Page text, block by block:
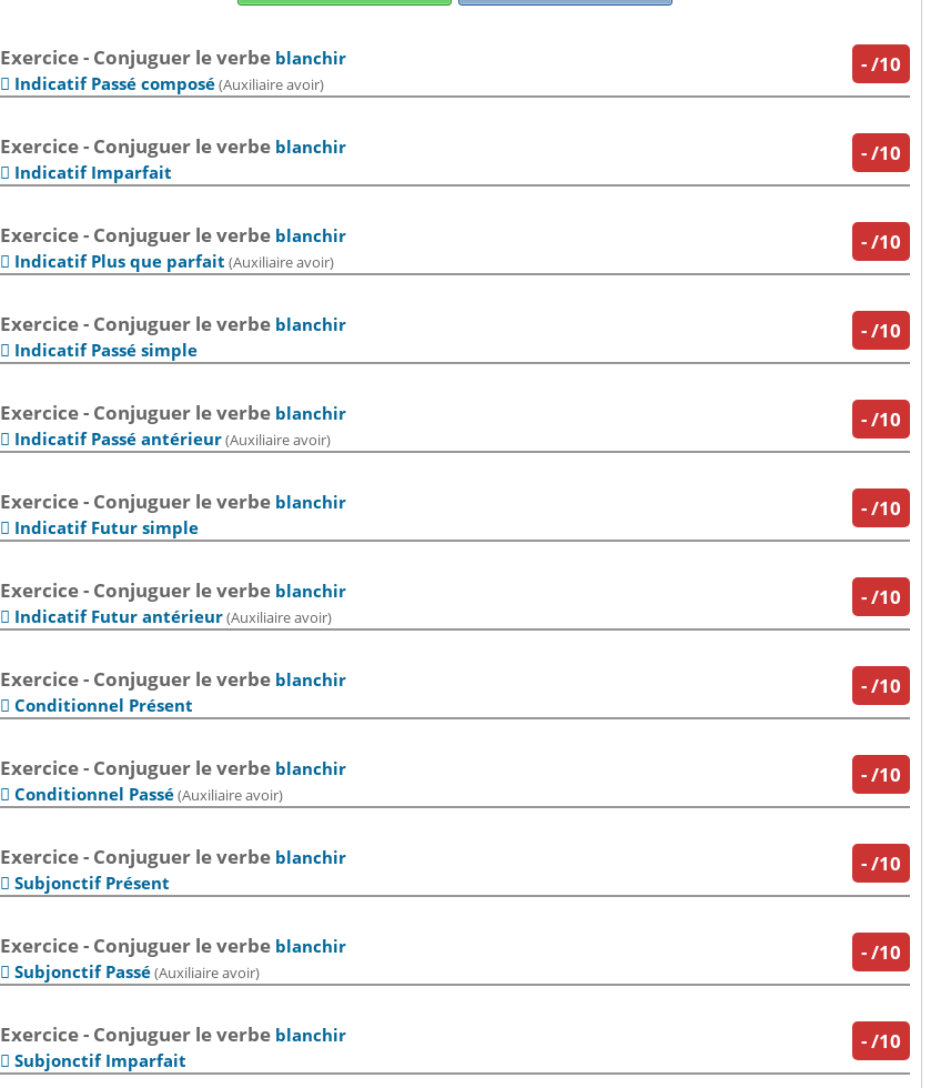
-/10
Exercice - Conjuguer le verbe blanchir
 Indicatif Passé composé(Auxiliaire avoir)
-/10
Exercice - Conjuguer le verbe blanchir
 Indicatif Imparfait
-/10
Exercice - Conjuguer le verbe blanchir
 Indicatif Plus que parfait (Auxiliaire avoir)
-/10
Exercice - Conjuguer le verbe blanchir
 Indicatif Passé simple
-/10
Exercice - Conjuguer le verbe blanchir
 Indicatif Passé antérieur(Auxiliaire avoir)
-/10
Exercice - Conjuguer le verbe blanchir
 Indicatif Futur simple
-/10
Exercice - Conjuguer le verbe blanchir
 Indicatif Futur antérieur(Auxiliaire avoir)
-/10
Exercice - Conjuguer le verbe blanchir
Conditionnel Présent
-/10
Exercice - Conjuguer le verbe blanchir
Conditionnel Passé(Auxiliaire avoir)
-/10
Exercice - Conjuguer le verbe blanchir
Subjonctif Présent
-/10
Exercice - Conjuguer le verbe blanchir
Subjonctif Passé(Auxiliaire avoir)
-/10
Exercice - Conjuguer le verbe blanchir
Subjonctif Imparfait